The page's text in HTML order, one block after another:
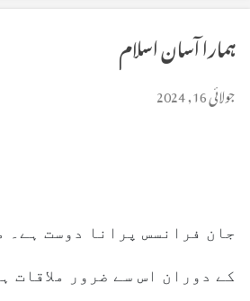
ہمارا آسان اسلام
جولائی 16, 2024
جان فرانسس پرانا دوست ہے۔
کے دوران اس سے ضرور ملاقات